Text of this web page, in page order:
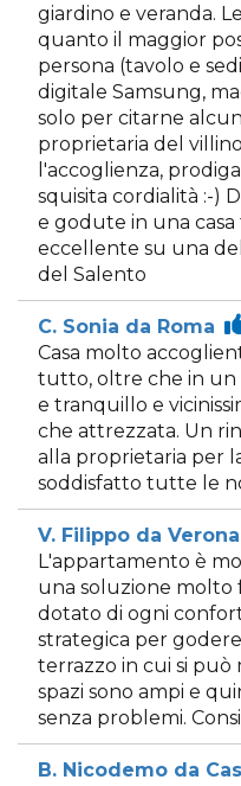
giardino e veranda.
quanto il maggior
persona (tavolo e
digitale Samsung,
solo per citarne
proprietaria del
l'accoglienza,
squisita cordialità :-)
e godute in una
eccellente su una
del Salento
C. Sonia da Roma
Casa molto
tutto, oltre che in un
e tranquillo e
che attrezzata. Un
alla proprietaria per
soddisfatto tutte le
V. Filippo da Verona
L'appartamento è
una soluzione
dotato di ogni
strategica per
terrazzo in cui si può
spazi sono ampi e
senza problemi.
B. Nicodemo da